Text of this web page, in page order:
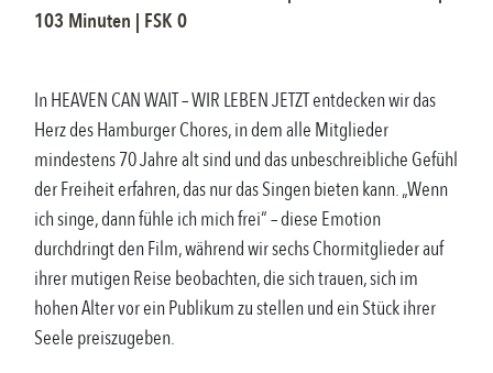
103 Minuten | FSK0
In HEAVEN CAN WAIT – WIR LEBEN JETZT entdecken wir das
Herz des Hamburger Chores, in dem alle Mitglieder
mindestens 70 Jahre alt sind und das unbeschreibliche Gefühl
der Freiheit erfahren, das nur das Singen bieten kann. „Wenn
ich singe, dann fühle ich mich frei“ – diese Emotion
durchdringt den Film, während wir sechs Chormitglieder auf
ihrer mutigen Reise beobachten, die sich trauen, sich im
hohen Alter vor ein Publikum zu stellen und ein Stück ihrer
Seele preiszugeben.